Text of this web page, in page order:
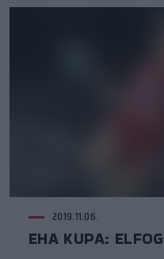
2019.11.06.
EHA KUPA: